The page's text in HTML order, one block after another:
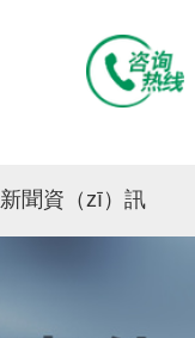
新聞資（zī）訊